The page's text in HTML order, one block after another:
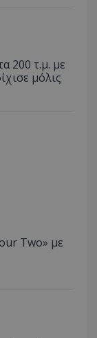
200 τ.μ. με
μόλις
Two» με